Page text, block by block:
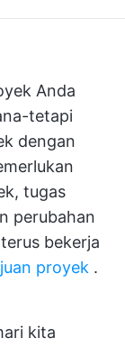
Anda
tetapi
dengan
tugas
perubahan
bekerja
proyek .
kita